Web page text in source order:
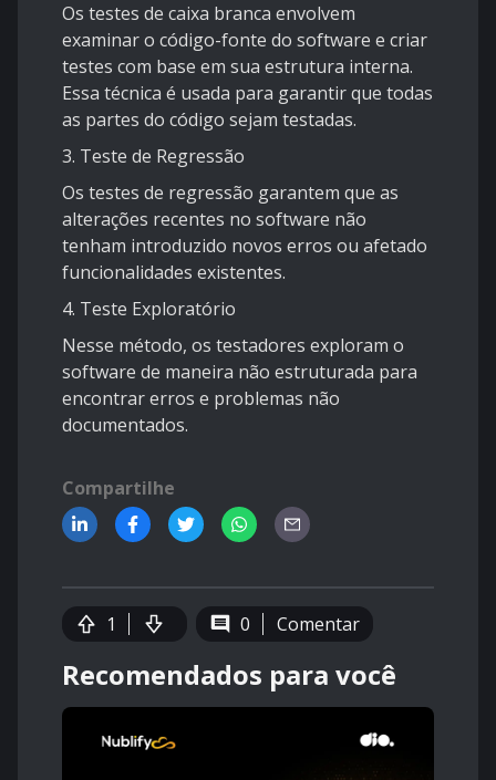
Os testes de caixa branca envolvem
examinar o código-fonte do software e criar
testes com base em sua estrutura interna.
Essa técnica é usada para garantir que todas
as partes do código sejam testadas.
3. Teste de Regressão
Os testes de regressão garantem que as
alterações recentes no software não
tenham introduzido novos erros ou afetado
funcionalidades existentes.
4. Teste Exploratório
Nesse método, os testadores exploram o
software de maneira não estruturada para
encontrar erros e problemas não
documentados.
Compartilhe
1 0 Comentar
Recomendados para você